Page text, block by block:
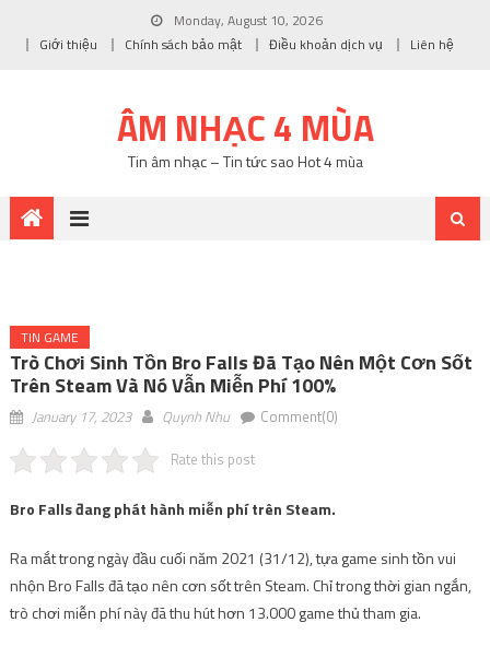
Monday, August 10, 2026
Giới thiệu
Chính sách bảo mật Điều khoản dịch vụ Liên hệ
ÂM NHẠC 4 MÙA
Tin âm nhạc – Tin tức sao Hot 4 mùa
TIN GAME
Trò Chơi Sinh Tồn Bro Falls Đã Tạo Nên Một Cơn Sốt
Trên Steam Và Nó Vẫn Miễn Phí 100%
January 17, 2023 Quynh Nhu Comment(0)
Rate this post
Bro Falls đang phát hành miễn phí trên Steam.
Ra mắt trong ngày đầu cuối năm 2021 (31/12), tựa game sinh tồn vui
nhộn Bro Falls đã tạo nên cơn sốt trên Steam. Chỉ trong thời gian ngắn,
trò chơi miễn phí này đã thu hút hơn 13.000 game thủ tham gia.